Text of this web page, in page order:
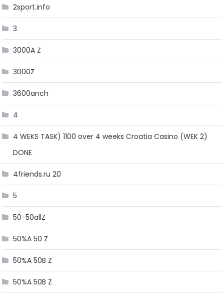
2sport.info
3
3000A Z
3000Z
3600anch
4
4 WEKS TASK) 1100 over 4 weeks Croatia Casino (WEK 2)
DONE
4friends.ru 20
5
50-50allZ
50%A 50 Z
50%A 50B Z
50%A 50B Z